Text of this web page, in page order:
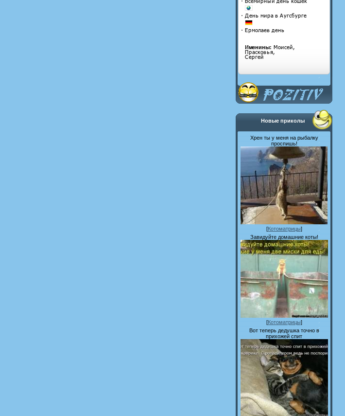
Новые приколы
Хрен ты у меня на рыбалку
проспишь!
[Котоматрицы]
Завидуйте домашние коты!
[Котоматрицы]
Вот теперь дедушка точно в
прихожей спит